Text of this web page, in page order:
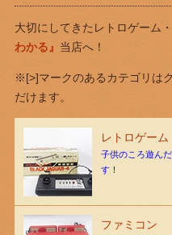
大切にしてきたレトロゲーム
わかる』 当店へ！
※[>]マークのあるカテゴリは
だけます。
レトロゲーム
子供のころ遊ん
す！
ファミコン